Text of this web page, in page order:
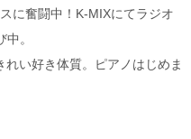
に奮闘中！K-MIXにてラジオ
。
い好き体質。ピアノはじめま